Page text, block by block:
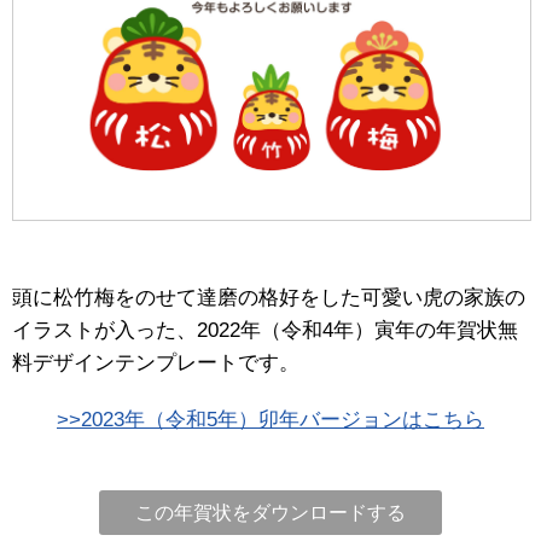
頭に松竹梅をのせて達磨の格好をした可愛い虎の家族の
イラストが入った、2022年（令和4年）寅年の年賀状無
料デザインテンプレートです。
>>2023年（令和5年）卯年バージョンはこちら
この年賀状をダウンロードする